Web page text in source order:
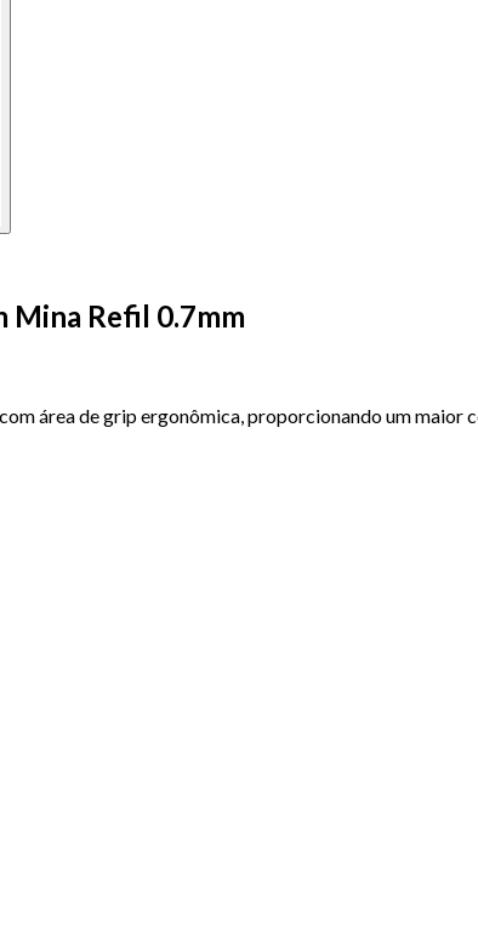
Mina Refil 0.7mm
área de grip ergonômica, proporcionando um maior